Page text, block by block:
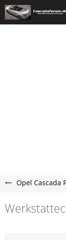
Opel Cascada